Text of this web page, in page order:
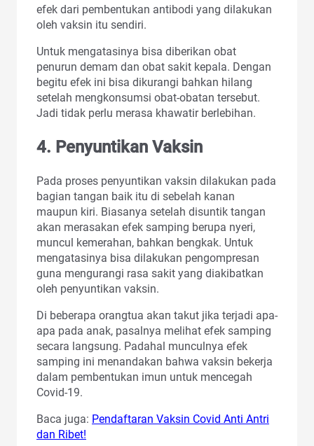
efek dari pembentukan antibodi yang dilakukan
oleh vaksin itu sendiri.
Untuk mengatasinya bisa diberikan obat
penurun demam dan obat sakit kepala. Dengan
begitu efek ini bisa dikurangi bahkan hilang
setelah mengkonsumsi obat-obatan tersebut.
Jadi tidak perlu merasa khawatir berlebihan.
4. Penyuntikan Vaksin
Pada proses penyuntikan vaksin dilakukan pada
bagian tangan baik itu di sebelah kanan
maupun kiri. Biasanya setelah disuntik tangan
akan merasakan efek samping berupa nyeri,
muncul kemerahan, bahkan bengkak. Untuk
mengatasinya bisa dilakukan pengompresan
guna mengurangi rasa sakit yang diakibatkan
oleh penyuntikan vaksin.
Di beberapa orangtua akan takut jika terjadi apa-
apa pada anak, pasalnya melihat efek samping
secara langsung. Padahal munculnya efek
samping ini menandakan bahwa vaksin bekerja
dalam pembentukan imun untuk mencegah
Covid-19.
Baca juga: Pendaftaran Vaksin Covid Anti Antri
dan Ribet!